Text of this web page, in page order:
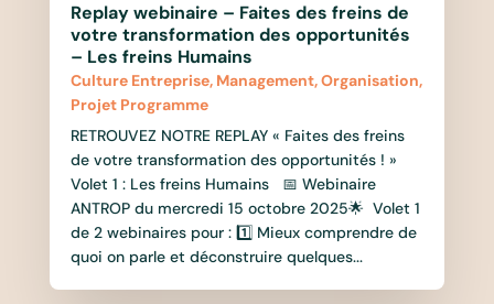
Replay webinaire – Faites des freins de
votre transformation des opportunités
– Les freins Humains
Culture Entreprise, Management,Organisation,
Projet Programme
RETROUVEZ NOTRE REPLAY « Faites des freins
de votre transformation des opportunités ! »
Volet 1 : Les freins Humains 📅 Webinaire
ANTROP du mercredi 15 octobre 2025🌟 Volet 1
de 2 webinaires pour : 1️⃣ Mieux comprendre de
quoi on parle et déconstruire quelques...